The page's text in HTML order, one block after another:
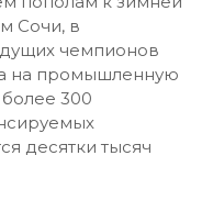
Сочи, в
чемпионов
на промышленную
300
десятки тысяч